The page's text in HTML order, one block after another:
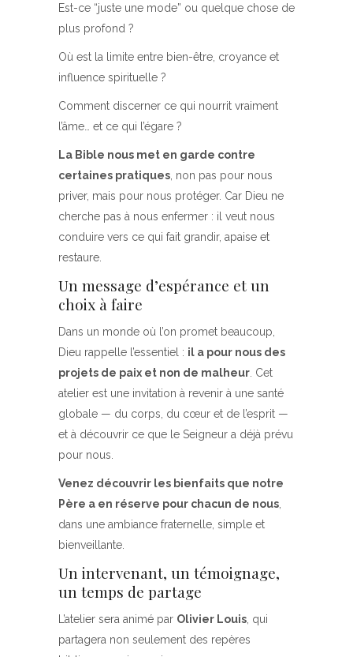
Est-ce “juste une mode” ou quelque chose de
plus profond ?
Où est la limite entre bien-être, croyance et
influence spirituelle ?
Comment discerner ce qui nourrit vraiment
l’âme… et ce qui l’égare ?
La Bible nous met en garde contre
certaines pratiques, non pas pour nous
priver, mais pour nous protéger. Car Dieu ne
cherche pas à nous enfermer : il veut nous
conduire vers ce qui fait grandir, apaise et
restaure.
Un message d’espérance et un
choix à faire
Dans un monde où l’on promet beaucoup,
Dieu rappelle l’essentiel : il a pour nous des
projets de paix et non de malheur. Cet
atelier est une invitation à revenir à une santé
globale — du corps, du cœur et de l’esprit —
et à découvrir ce que le Seigneur a déjà prévu
pour nous.
Venez découvrir les bienfaits que notre
Père a en réserve pour chacun de nous,
dans une ambiance fraternelle, simple et
bienveillante.
Un intervenant, un témoignage,
un temps de partage
L’atelier sera animé par Olivier Louis, qui
partagera non seulement des repères